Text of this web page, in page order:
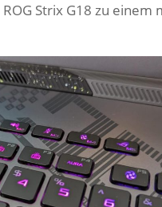
ROG Strix G18 zu einem